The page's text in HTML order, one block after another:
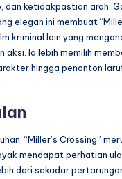
dan ketidakpastian arah.
elegan ini membuat
kriminal lain yang
aksi. Ia lebih memilih
hingga penonton
“Miller’s Crossing”
mendapat perhatian
dari sekadar